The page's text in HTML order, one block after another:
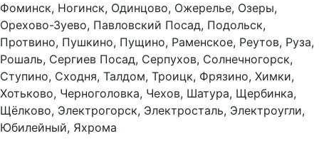
Фоминск, Ногинск, Одинцово, Ожерелье, Озеры,
Орехово-Зуево, Павловский Посад, Подольск,
Протвино, Пушкино, Пущино, Раменское, Реутов, Руза,
Рошаль, Сергиев Посад, Серпухов, Солнечногорск,
Ступино, Сходня, Талдом, Троицк, Фрязино, Химки,
Хотьково, Черноголовка, Чехов, Шатура, Щербинка,
Щёлково, Электрогорск, Электросталь, Электроугли,
Юбилейный, Яхрома